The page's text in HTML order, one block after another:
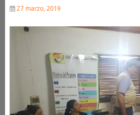
27 marzo, 2019